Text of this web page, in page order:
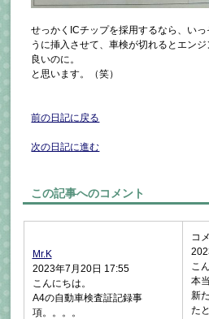
せっかくICチップを採用するなら、い
うに挿入させて、車検が切れるとエン
良いのに。
と思います。（笑）
前の日記に戻る
次の日記に進む
この記事へのコメント
Mr.K
2023年7月20日 17:55
こんにちは。
A4の自動車検査証記録事
項。。。。
コ
こ
本
新
た